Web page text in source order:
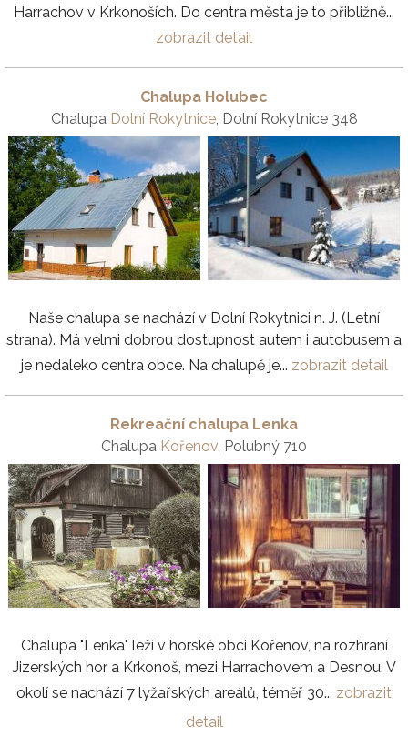
Harrachov v Krkonoších. Do centra města je to přibližně...
zobrazit detail
Chalupa Holubec
Chalupa Dolní Rokytnice, Dolní Rokytnice 348
Naše chalupa se nachází v Dolní Rokytnici n. J. (Letní
strana). Má velmi dobrou dostupnost autem i autobusem a
je nedaleko centra obce. Na chalupě je... zobrazit detail
Rekreační chalupa Lenka
Chalupa Kořenov, Polubný 710
Chalupa "Lenka" leží v horské obci Kořenov, na rozhraní
Jizerských hor a Krkonoš, mezi Harrachovem a Desnou. V
okolí se nachází 7 lyžařských areálů, téměř 30... zobrazit
detail